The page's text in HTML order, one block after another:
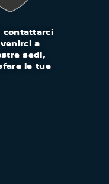
contattarci
a
sedi,
le tue